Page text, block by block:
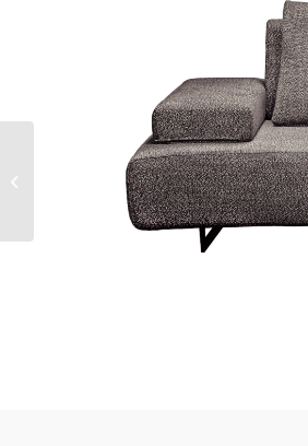
EXCLUSIVE BED